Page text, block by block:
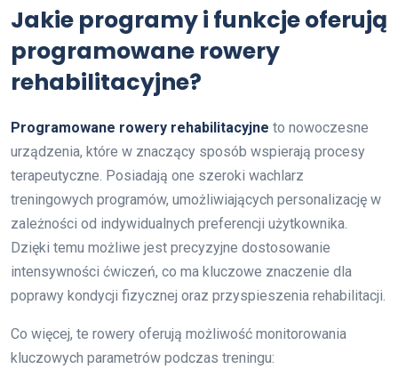
Jakie programy i funkcje oferują
programowane rowery
rehabilitacyjne?
Programowane rowery rehabilitacyjne to nowoczesne
urządzenia, które w znaczący sposób wspierają procesy
terapeutyczne. Posiadają one szeroki wachlarz
treningowych programów, umożliwiających personalizację w
zależności od indywidualnych preferencji użytkownika.
Dzięki temu możliwe jest precyzyjne dostosowanie
intensywności ćwiczeń, co ma kluczowe znaczenie dla
poprawy kondycji fizycznej oraz przyspieszenia rehabilitacji.
Co więcej, te rowery oferują możliwość monitorowania
kluczowych parametrów podczas treningu: